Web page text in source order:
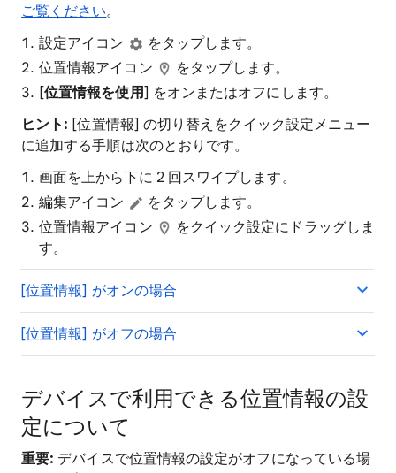
ご覧ください。
設定アイコン
をタップします。
位置情報アイコン
をタップします。
[位置情報を使用] をオンまたはオフにします。
ヒント: [位置情報] の切り替えをクイック設定メニュー
に追加する手順は次のとおりです。
画面を上から下に 2 回スワイプします。
編集アイコン
をタップします。
位置情報アイコン
をクイック設定にドラッグしま
す。
[位置情報] がオンの場合
[位置情報] がオフの場合
デバイスで利用できる位置情報の設
定について
重要: デバイスで位置情報の設定がオフになっている場